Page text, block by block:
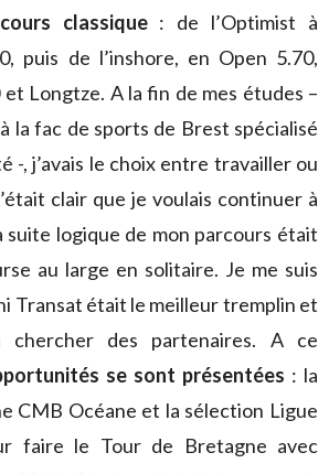
classique: de l’Optimist à
puis de l’inshore, en Open 5.70,
Longtze. A la fin de mes études –
la fac de sports de Brest spécialisé
-, j’avais le choix entre travailler ou
clair que je voulais continuer à
suite logique de mon parcours était
au large en solitaire. Je me suis
Transat était le meilleur tremplin et
chercher des partenaires. A ce
se sont présentées : la
CMB Océane et la sélection Ligue
faire le Tour de Bretagne avec